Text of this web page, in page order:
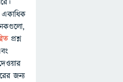
একাধিক
প্রশ্ন
জন্য